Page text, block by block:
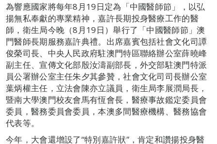
為響應國家將每年8月19日定為「中國醫師節」，以弘
揚無私奉獻的專業精神，嘉許長期投身醫療工作的醫
師，衛生局今晚（8月19日）舉行了「中國醫師節」澳
門醫師長期服務嘉許典禮。出席嘉賓包括社會文化司譚
俊榮司長、中央人民政府駐澳門特區聯絡辦公室薛曉峰
副主任、宣傳文化部殷汝濤副部長，外交部駐澳門特派
員公署辦公室主任朱夕其參贊，社會文化司司長辦公室
葉炳權主任，立法會陳亦立議員，衛生局李展潤局長，
暨南大學澳門校友會馬有恆會長，醫療事故鑑定委員會
委員，醫務委員會委員，本澳多間醫療機構、醫務協會
代表等。
今年，大會還增設了“特別嘉許狀”，肯定和讚揚投身醫